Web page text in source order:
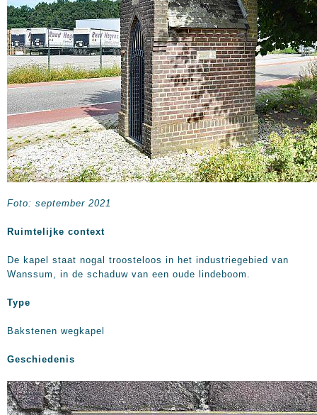
Foto: september 2021
Ruimtelijke context
De kapel staat nogal troosteloos in het industriegebied van
Wanssum, in de schaduw van een oude lindeboom.
Type
Bakstenen wegkapel
Geschiedenis